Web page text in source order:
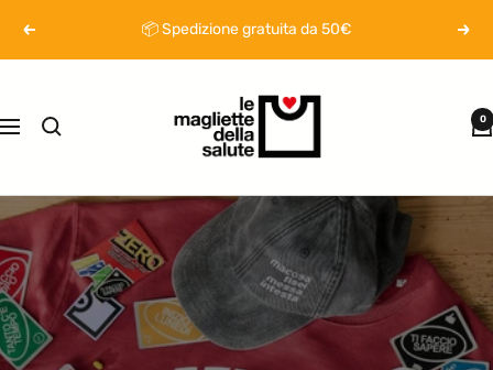
contenuto
Precedente 📦​ Spedizione gratuita da 50€
Navigazione
della
0